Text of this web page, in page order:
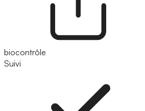
biocontrôle
Suivi